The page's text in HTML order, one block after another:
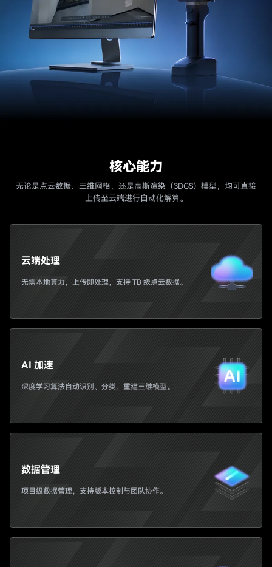
Cloud Platform
MindCloudX.AI
核心能力
无论是点云数据、三维网格，还是高斯渲染（3DGS）模型，均可直接
上传至云端进行自动化解算。
云端处理
无需本地算力，上传即处理，支持 TB 级点云数据。
AI 加速
深度学习算法自动识别、分类、重建三维模型。
数据管理
项目级数据管理，支持版本控制与团队协作。